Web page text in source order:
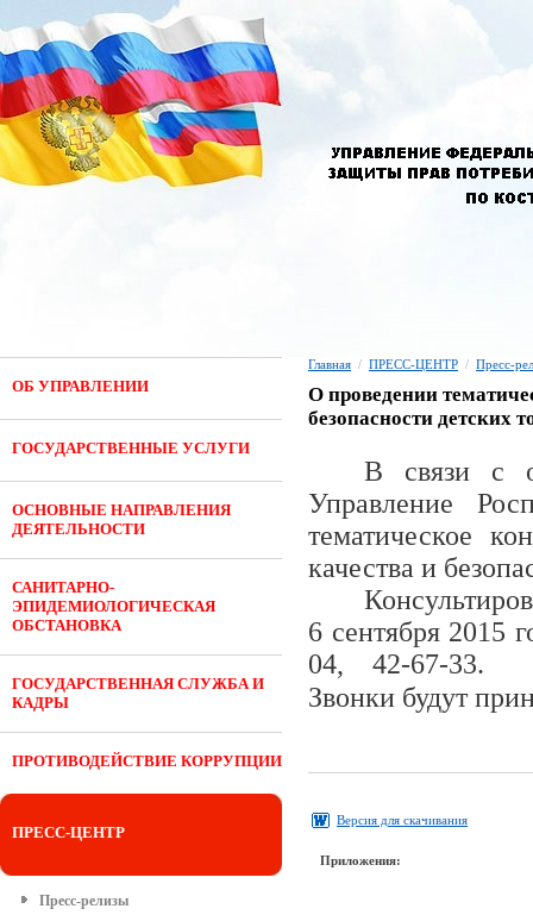
ОБ УПРАВЛЕНИИ
ГОСУДАРСТВЕННЫЕ УСЛУГИ
ОСНОВНЫЕ НАПРАВЛЕНИЯ
ДЕЯТЕЛЬНОСТИ
САНИТАРНО-
ЭПИДЕМИОЛОГИЧЕСКАЯ
ОБСТАНОВКА
ГОСУДАРСТВЕННАЯ СЛУЖБА И
КАДРЫ
ПРОТИВОДЕЙСТВИЕ КОРРУПЦИИ
ПРЕСС-ЦЕНТР
Пресс-релизы
Главная / ПРЕСС-ЦЕНТР / Пресс-
О проведении
безопасности детских
В связи с
Управление
тематическое
качества и
6 сентября 2015
04, 42-67-33.
Звонки будут
Версия для скачивания
Приложения: